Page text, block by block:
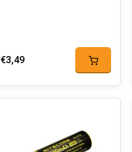
€3,49